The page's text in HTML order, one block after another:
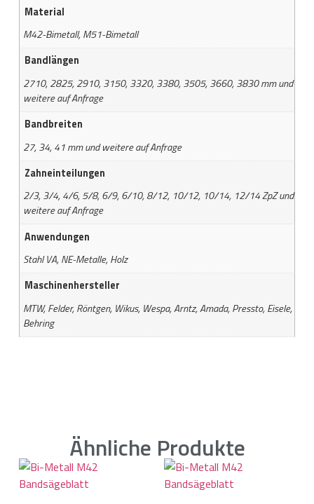
Material
M42-Bimetall, M51-Bimetall
Bandlängen
2710, 2825, 2910, 3150, 3320, 3380, 3505, 3660, 3830 mm und
weitere auf Anfrage
Bandbreiten
27, 34, 41 mm und weitere auf Anfrage
Zahneinteilungen
2/3, 3/4, 4/6, 5/8, 6/9, 6/10, 8/12, 10/12, 10/14, 12/14 ZpZ und
weitere auf Anfrage
Anwendungen
Stahl VA, NE-Metalle, Holz
Maschinenhersteller
MTW, Felder, Röntgen, Wikus, Wespa, Arntz, Amada, Pressto, Eisele,
Behring
Ähnliche Produkte